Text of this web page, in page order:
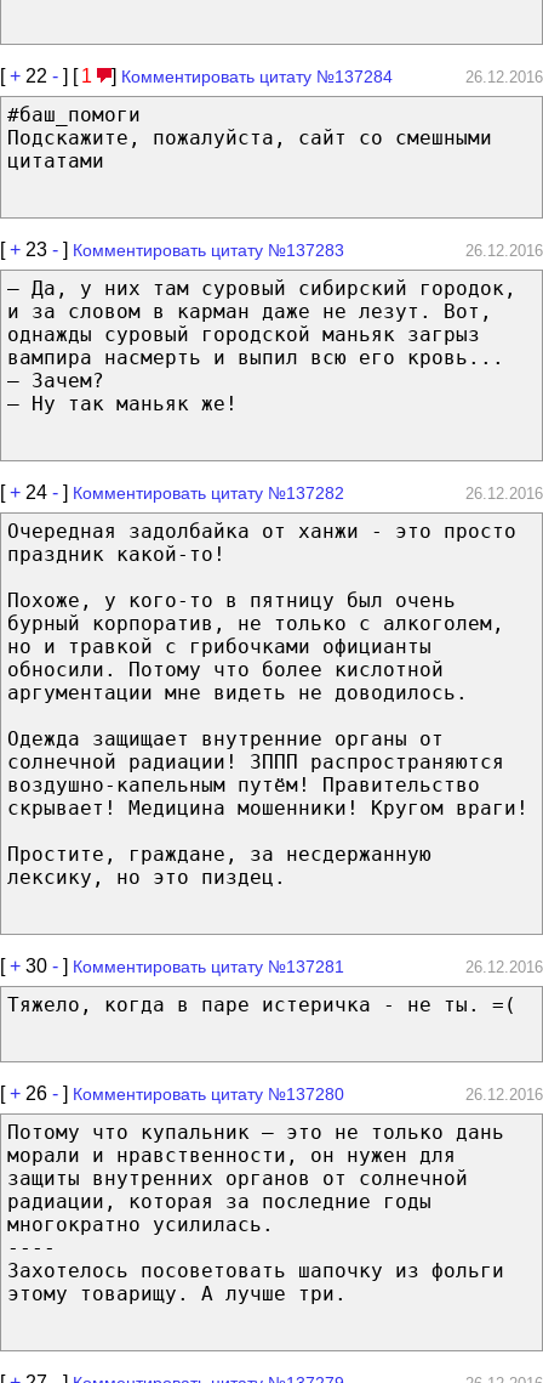
[+ 22 - ] [ 1 ] Комментировать цитату №137284 26.12.2016
#баш_помоги
Подскажите, пожалуйста, сайт со смешными
цитатами
[+ 23 - ] Комментировать цитату №137283 26.12.2016
— Да, у них там суровый сибирский городок,
и за словом в карман даже не лезут. Вот,
однажды суровый городской маньяк загрыз
вампира насмерть и выпил всю его кровь...
— Зачем?
— Ну так маньяк же!
[+ 24 - ] Комментировать цитату №137282 26.12.2016
Очередная задолбайка от ханжи - это просто
праздник какой-то!
Похоже, у кого-то в пятницу был очень
бурный корпоратив, не только с алкоголем,
но и травкой с грибочками официанты
обносили. Потому что более кислотной
аргументации мне видеть не доводилось.
Одежда защищает внутренние органы от
солнечной радиации! ЗППП распространяются
воздушно-капельным путём! Правительство
скрывает! Медицина мошенники! Кругом враги!
Простите, граждане, за несдержанную
лексику, но это пиздец.
[+ 30 - ] Комментировать цитату №137281 26.12.2016
Тяжело, когда в паре истеричка - не ты. =(
[+ 26 - ] Комментировать цитату №137280 26.12.2016
Потому что купальник — это не только дань
морали и нравственности, он нужен для
защиты внутренних органов от солнечной
радиации, которая за последние годы
многократно усилилась.
----
Захотелось посоветовать шапочку из фольги
этому товарищу. А лучше три.